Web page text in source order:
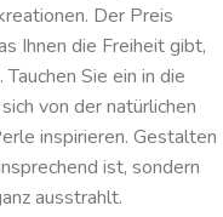
Der Preis
Ihnen die Freiheit gibt,
Sie ein in die
von der natürlichen
inspirieren. Gestalten
ist, sondern
ausstrahlt.